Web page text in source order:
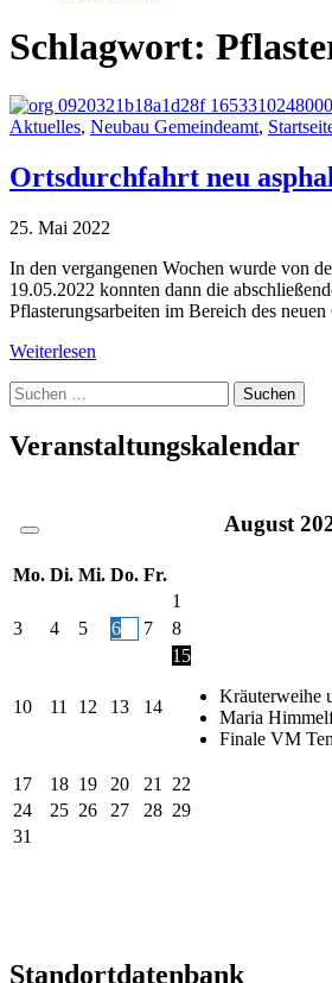
Schlagwort:
Aktuelles, Neubau Gemeindeamt,
Ortsdurchfahrt neu
25. Mai 2022
In den vergangenen Wochen wurde von
19.05.2022 konnten dann die
Pflasterungs­arbeiten im Bereich des
Weiterlesen
Suche
nach:
Veranstaltungskalendar
August
Mo. Di. Mi. Do. Fr.
1
3
4 5 6 7 8
10 11 12 13 14
15
Kräuterweihe
Maria
Finale VM
17 18 19 20 21 22
24
25 26 27 28 29
31
Standortdatenbank